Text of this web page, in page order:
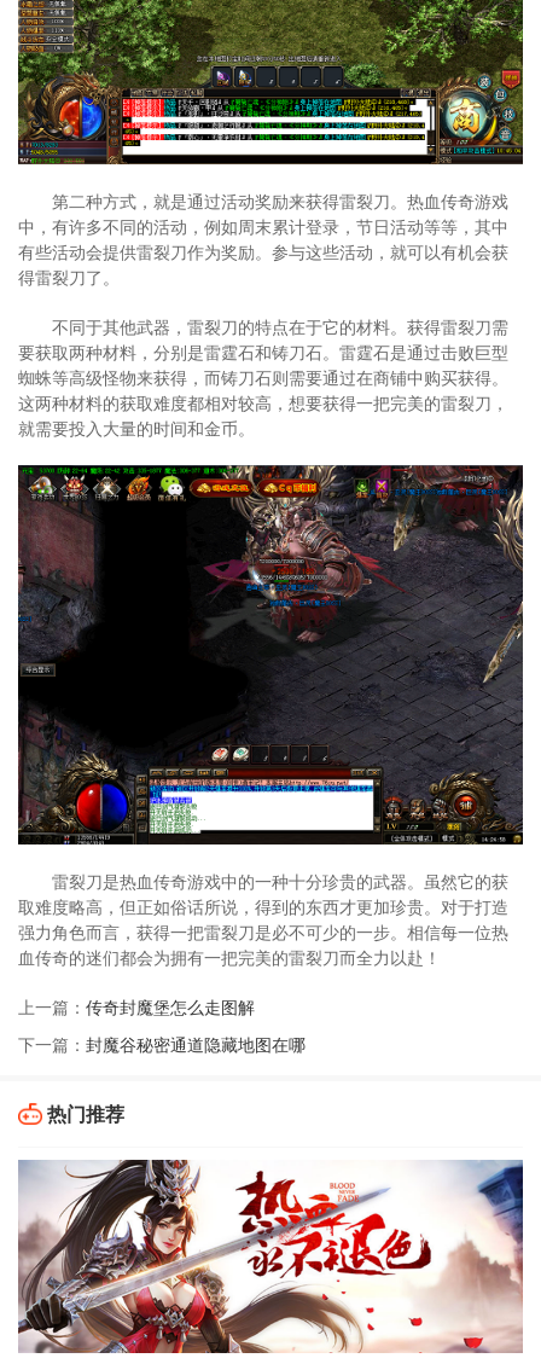
第二种方式，就是通过活动奖励来获得雷裂刀。热血传奇游戏
中，有许多不同的活动，例如周末累计登录，节日活动等等，其中
有些活动会提供雷裂刀作为奖励。参与这些活动，就可以有机会获
得雷裂刀了。
不同于其他武器，雷裂刀的特点在于它的材料。获得雷裂刀需
要获取两种材料，分别是雷霆石和铸刀石。雷霆石是通过击败巨型
蜘蛛等高级怪物来获得，而铸刀石则需要通过在商铺中购买获得。
这两种材料的获取难度都相对较高，想要获得一把完美的雷裂刀，
就需要投入大量的时间和金币。
雷裂刀是热血传奇游戏中的一种十分珍贵的武器。虽然它的获
取难度略高，但正如俗话所说，得到的东西才更加珍贵。对于打造
强力角色而言，获得一把雷裂刀是必不可少的一步。相信每一位热
血传奇的迷们都会为拥有一把完美的雷裂刀而全力以赴！
上一篇： 传奇封魔堡怎么走图解
下一篇： 封魔谷秘密通道隐藏地图在哪
热门推荐